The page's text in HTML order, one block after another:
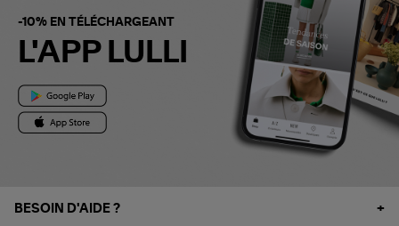
-10% EN TÉLÉCHARGEANT
L'APP LULLI
BESOIN D'AIDE ?